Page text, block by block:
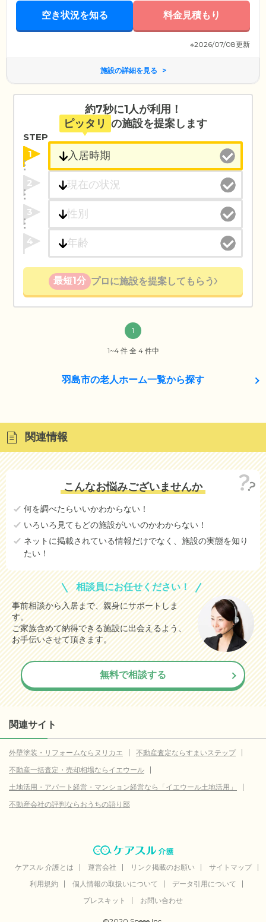
トイレすべてバリアフリー構造になっており、車いすの方も安全に移動
できるよう配慮。また廊下にはすべて手すりが設置してあり、転倒やつ
空き状況を知る 料金見積もり
※2026/07/08更新
施設の詳細を見る
約7秒に1人が利用！
ピッタリ の施設を提案します
STEP
1
2
3
4
最短1分 プロに施設を提案してもらう
1
1~4 件 全 4 件中
羽島市の老人ホーム一覧から探す
関連情報
こんなお悩みございませんか
何を調べたらいいかわからない！
いろいろ見てもどの施設がいいのかわからない！
ネットに掲載されている情報だけでなく、施設の実態を知り
たい！
相談員にお任せください！
事前相談から入居まで、親身にサポートしま
す。
ご家族含めて納得できる施設に出会えるよう、
お手伝いさせて頂きます。
無料で相談する
関連サイト
外壁塗装・リフォームならヌリカエ
不動産査定ならすまいステップ
不動産一括査定・売却相場ならイエウール
土地活用・アパート経営・マンション経営なら「イエウール土地活用」
不動産会社の評判ならおうちの語り部
ケアスル 介護とは 運営会社 リンク掲載のお願い
サイトマップ
利用規約
個人情報の取扱いについて
データ引用について
プレスキット
お問い合わせ